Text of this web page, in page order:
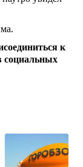
к
социальных